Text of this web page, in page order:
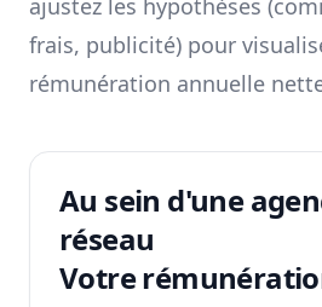
ajustez les hypothèses
frais, publicité) pour
rémunération annuelle
Au sein d'une
réseau
Votre